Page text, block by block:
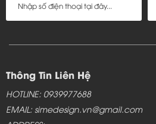
Thông Tin Liên Hệ
HOTLINE: 0939977688
EMAIL: simedesign.vn@gmail.com